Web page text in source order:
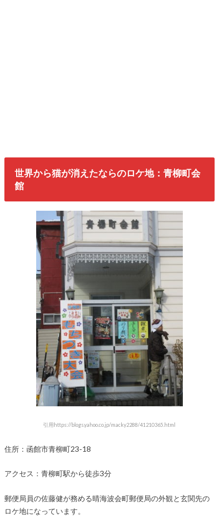
世界から猫が消えたならのロケ地：青柳町会
館
引用https://blogs.yahoo.co.jp/macky2288/41210365.html
住所：函館市青柳町23-18
アクセス：青柳町駅から徒歩3分
郵便局員の佐藤健が務める晴海波会町郵便局の外観と玄関先の
ロケ地になっています。